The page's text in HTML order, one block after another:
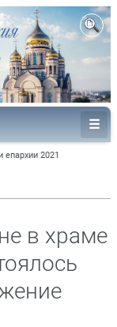
епархии 2021
в храме